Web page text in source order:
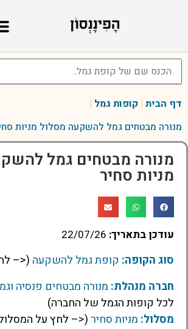
דף הבית | קופות גמל |
מנורה מבטחים גמל להשקעה מסלול מניות
מנורה מבטחים גמל
מניות סחיר
עודכן בתאריך: 22/07/26
סוג הקופה: קופת גמל להשקעה (<–
חברה מנהלת: מנורה מבטחים פנסיה
לכל קופות הגמל של החברה)
מסלול: מניות סחיר(<– לחץ על